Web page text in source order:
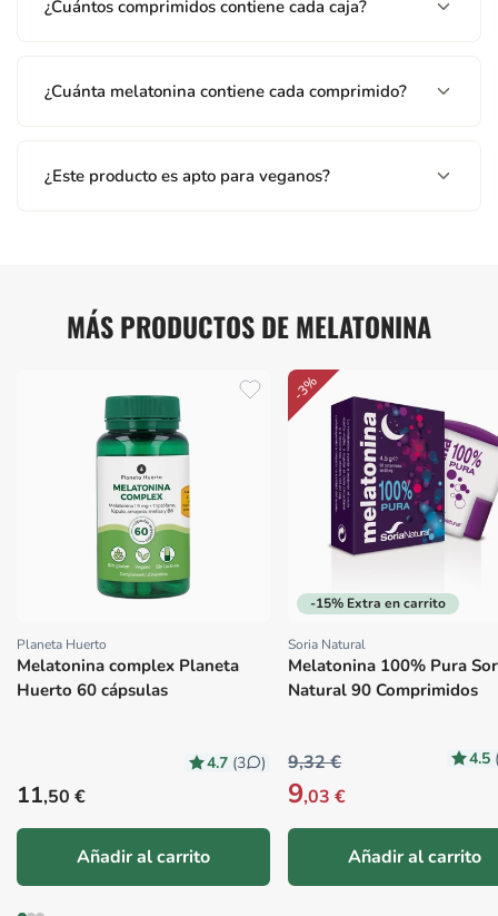
¿Cuántos comprimidos contiene cada caja?
¿Cuánta melatonina contiene cada comprimido?
¿Este producto es apto para veganos?
MÁS PRODUCTOS DE MELATONINA
Proveedor:
Planeta Huerto
Melatonina complex Planeta
Huerto 60 cápsulas
4.7 (3 )
Precio habitual
11,50 €
Añadir al carrito
-3%
-15% Extra en carrito
Proveedor:
Soria Natural
Melatonina 100% Pura
Natural 90 Comprimidos
4.5
9,32 €
9,03 €
Añadir al carrito